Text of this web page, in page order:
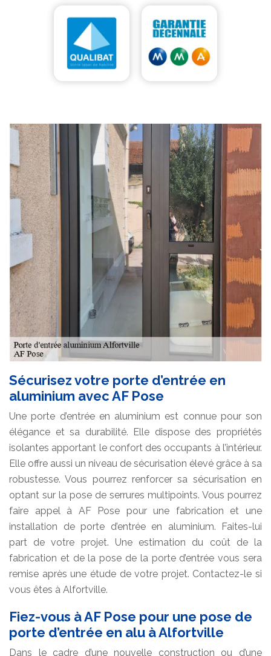
Sécurisez votre porte d’entrée en
aluminium avec AF Pose
Une porte d’entrée en aluminium est connue pour son
élégance et sa durabilité. Elle dispose des propriétés
isolantes apportant le confort des occupants à l’intérieur.
Elle offre aussi un niveau de sécurisation élevé grâce à sa
robustesse. Vous pourrez renforcer sa sécurisation en
optant sur la pose de serrures multipoints. Vous pourrez
faire appel à AF Pose pour une fabrication et une
installation de porte d’entrée en aluminium. Faites-lui
part de votre projet. Une estimation du coût de la
fabrication et de la pose de la porte d’entrée vous sera
remise après une étude de votre projet. Contactez-le si
vous êtes à Alfortville.
Fiez-vous à AF Pose pour une pose de
porte d’entrée en alu à Alfortville
Dans le cadre d’une nouvelle construction ou d’une